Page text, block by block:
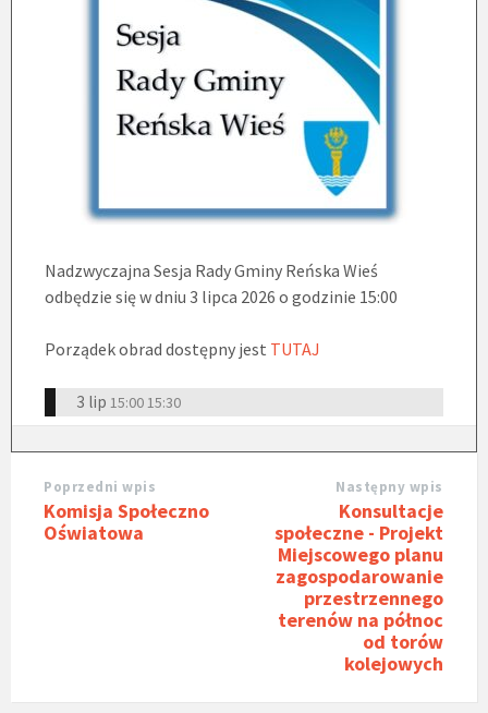
Nadzwyczajna Sesja Rady Gminy Reńska Wieś
odbędzie się w dniu 3 lipca 2026 o godzinie 15:00
Porządek obrad dostępny jest TUTAJ
3 lip 15:0015:30
Poprzedni wpis
Komisja Społeczno
Oświatowa
Następny wpis
Konsultacje
społeczne - Projekt
Miejscowego planu
zagospodarowanie
przestrzennego
terenów na północ
od torów
kolejowych